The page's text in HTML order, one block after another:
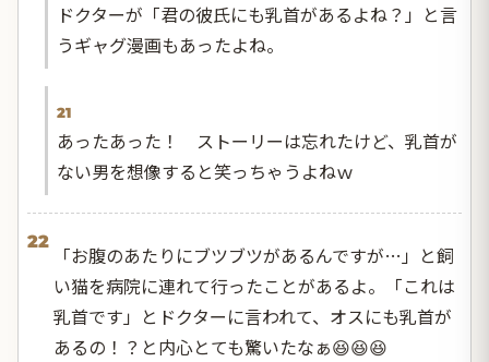
ドクターが「君の彼氏にも乳首があるよね？」と言
うギャグ漫画もあったよね。
21
あったあった！ ストーリーは忘れたけど、乳首が
ない男を想像すると笑っちゃうよねｗ
22
「お腹のあたりにブツブツがあるんですが…」と飼
い猫を病院に連れて行ったことがあるよ。「これは
乳首です」とドクターに言われて、オスにも乳首が
あるの！？と内心とても驚いたなぁ😆😆😆